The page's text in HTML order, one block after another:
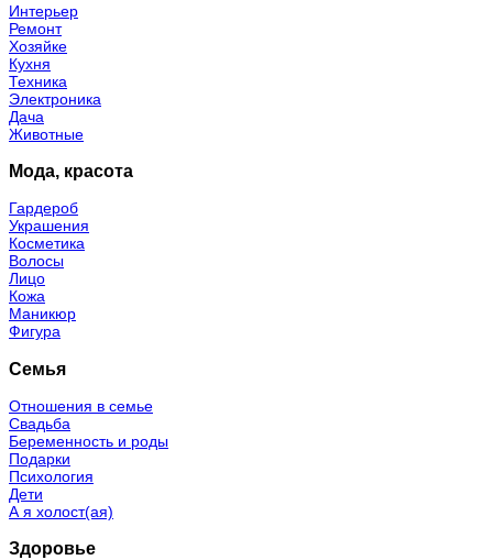
Интерьер
Ремонт
Хозяйке
Кухня
Техника
Электроника
Дача
Животные
Мода, красота
Гардероб
Украшения
Косметика
Волосы
Лицо
Кожа
Маникюр
Фигура
Семья
Отношения в семье
Свадьба
Беременность и роды
Подарки
Психология
Дети
А я холост(ая)
Здоровье